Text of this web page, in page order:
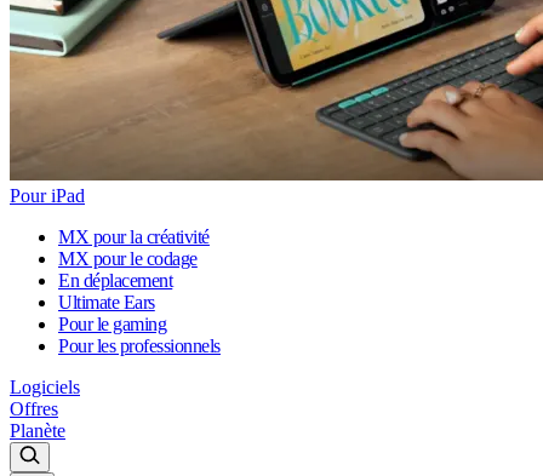
Pour iPad
MX pour la créativité
MX pour le codage
En déplacement
Ultimate Ears
Pour le gaming
Pour les professionnels
Logiciels
Offres
Planète